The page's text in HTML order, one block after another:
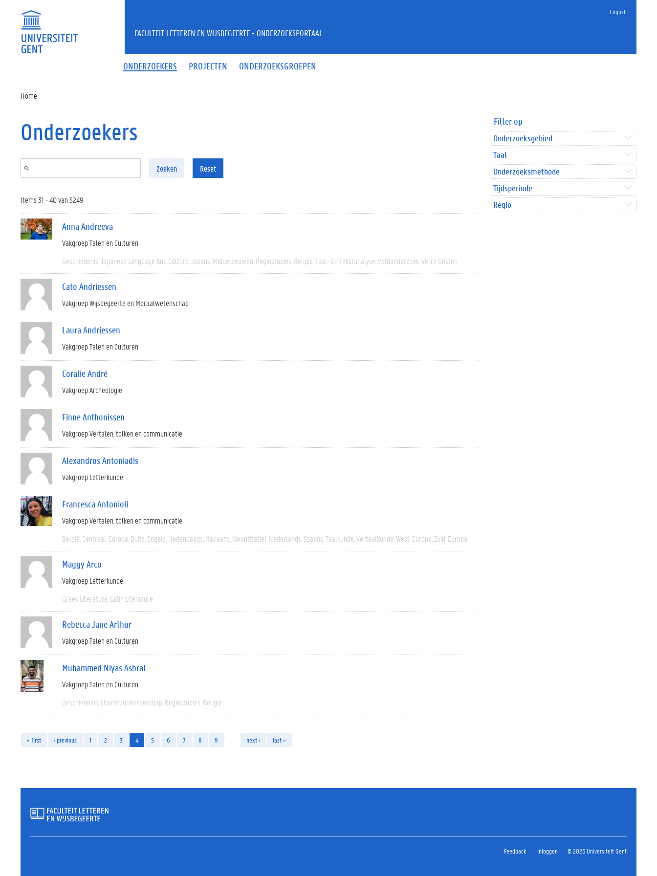
English
ONDERZOEKERS PROJECTEN ONDERZOEKSGROEPEN
FACULTEIT LETTEREN EN WIJSBEGEERTE - ONDERZOEKSPORTAAL
Home
Onderzoekers
Zoeken Reset
Items 31 - 40 van 5249
Anna Andreeva
Vakgroep Talen en Culturen
Geschiedenis Japanese Language And Culture Japans Middeleeuwen Regiostudies Religie Taal- En Tekstanalyse Veldonderzoek Verre Oosten
Cato Andriessen
Vakgroep Wijsbegeerte en Moraalwetenschap
Laura Andriessen
Vakgroep Talen en Culturen
Coralie André
Vakgroep Archeologie
Finne Anthonissen
Vakgroep Vertalen, tolken en communicatie
Alexandros Antoniadis
Vakgroep Letterkunde
Francesca Antonioli
Vakgroep Vertalen, tolken en communicatie
België Centraal-Europa Duits Engels Hedendaags Italiaans Kwantitatief Nederlands Spaans Taalkunde Vertaalkunde West-Europa Zuid-Europa
Maggy Arco
Vakgroep Letterkunde
Greek Literature Latin Literature
Rebecca Jane Arthur
Vakgroep Talen en Culturen
Muhammed Niyas Ashraf
Vakgroep Talen en Culturen
Geschiedenis Literatuurwetenschap Regiostudies Religie
« first ‹ previous 1 2 3 4 5 6 7 8 9 next › last »
Filter op
Onderzoeksgebied
Taal
Onderzoeksmethode
Tijdsperiode
Regio
Feedback Inloggen © 2026 Universiteit Gent